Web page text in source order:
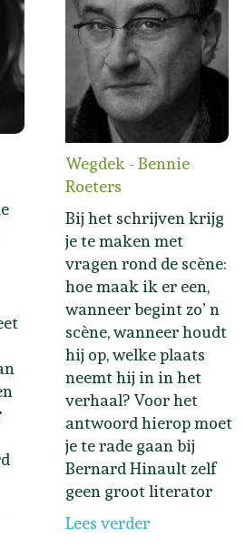
Wegdek - Bennie
Roeters
Bij het schrijven krijg
je te maken met
vragen rond de scène:
hoe maak ik er een,
wanneer begint zo’ n
scène, wanneer houdt
hij op, welke plaats
neemt hij in in het
verhaal? Voor het
antwoord hierop moet
je te rade gaan bij
Bernard Hinault zelf
geen groot literator
Lees verder